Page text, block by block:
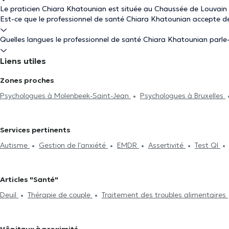
Le praticien Chiara Khatounian est située au Chaussée de Louvain
Est-ce que le professionnel de santé Chiara Khatounian accepte
Quelles langues le professionnel de santé Chiara Khatounian
Liens utiles
Zones proches
Psychologues à Molenbeek-Saint-Jean
Psychologues à Bruxelles
Ten-Noode
Psychologues à Sint-Stevens-Woluwe
Psychologues à Forest
Psychologues à Auderghem
Services pertinents
Autisme
Gestion de l'anxiété EMDR Assertivité Test QI
phobies
Traitement des troubles du sommeil
Articles "Santé"
Deuil
Thérapie de couple Traitement des troubles alimentaires